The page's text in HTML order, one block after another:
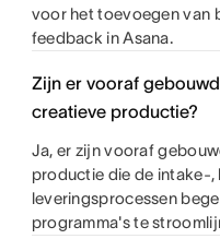
voor het toevoegen van
feedback in Asana.
Zijn er vooraf
creatieve productie?
Ja, er zijn vooraf
productie die de intake-
leveringsprocessen
programma's te